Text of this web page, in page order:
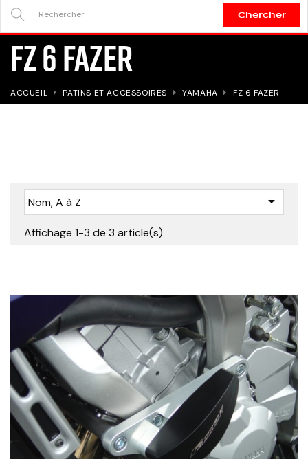
Chercher
FZ 6 FAZER
ACCUEIL PATINS ET ACCESSOIRES YAMAHA FZ 6 FAZER
Nom, A à Z 
Affichage 1-3 de 3 article(s)